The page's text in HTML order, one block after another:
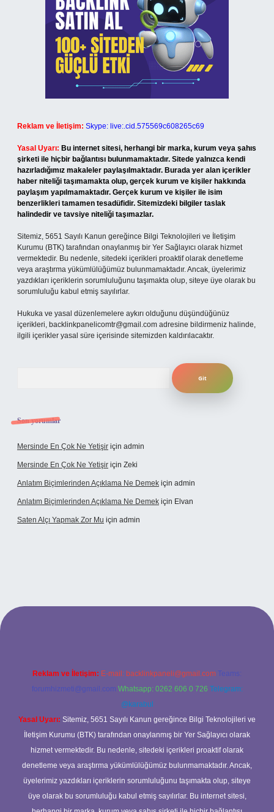
Reklam ve İletişim: Skype: live:.cid.575569c608265c69
Yasal Uyarı: Bu internet sitesi, herhangi bir marka, kurum veya şahıs
şirketi ile hiçbir bağlantısı bulunmamaktadır. Sitede yalnızca kendi
hazırladığımız makaleler paylaşılmaktadır. Burada yer alan içerikler
haber niteliği taşımamakta olup, gerçek kurum ve kişiler hakkında
paylaşım yapılmamaktadır. Gerçek kurum ve kişiler ile isim
benzerlikleri tamamen tesadüfidir. Sitemizdeki bilgiler taslak
halindedir ve tavsiye niteliği taşımazlar.
Sitemiz, 5651 Sayılı Kanun gereğince Bilgi Teknolojileri ve İletişim
Kurumu (BTK) tarafından onaylanmış bir Yer Sağlayıcı olarak hizmet
vermektedir. Bu nedenle, sitedeki içerikleri proaktif olarak denetleme
veya araştırma yükümlülüğümüz bulunmamaktadır. Ancak, üyelerimiz
yazdıkları içeriklerin sorumluluğunu taşımakta olup, siteye üye olarak bu
sorumluluğu kabul etmiş sayılırlar.
Hukuka ve yasal düzenlemelere aykırı olduğunu düşündüğünüz
içerikleri, backlinkpanelicomtr@gmail.com adresine bildirmeniz halinde,
ilgili içerikler yasal süre içerisinde sitemizden kaldırılacaktır.
Son yorumlar
Mersinde En Çok Ne Yetişir için admin
Mersinde En Çok Ne Yetişir için Zeki
Anlatım Biçimlerinden Açıklama Ne Demek için admin
Anlatım Biçimlerinden Açıklama Ne Demek için Elvan
Saten Alçı Yapmak Zor Mu için admin
Reklam ve İletişim: E-mail: backlinkpaneli@gmail.com Teams:
forumhizmeti@gmail.com Whatsapp: 0262 606 0 726 Telegram:
@karabul
Yasal Uyarı: Sitemiz, 5651 Sayılı Kanun gereğince Bilgi Teknolojileri ve
İletişim Kurumu (BTK) tarafından onaylanmış bir Yer Sağlayıcı olarak
hizmet vermektedir. Bu nedenle, sitedeki içerikleri proaktif olarak
denetleme veya araştırma yükümlülüğümüz bulunmamaktadır. Ancak,
üyelerimiz yazdıkları içeriklerin sorumluluğunu taşımakta olup, siteye
üye olarak bu sorumluluğu kabul etmiş sayılırlar. Bu internet sitesi,